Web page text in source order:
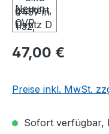
47,00 €
Preise inkl. MwSt.
Sofort verfügbar,